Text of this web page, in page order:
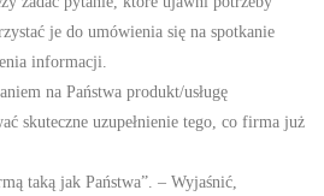
je do umówienia się na spotkanie
informacji.
na Państwa produkt/usługę
skuteczne uzupełnienie tego, co firma już
taką jak Państwa”. – Wyjaśnić,